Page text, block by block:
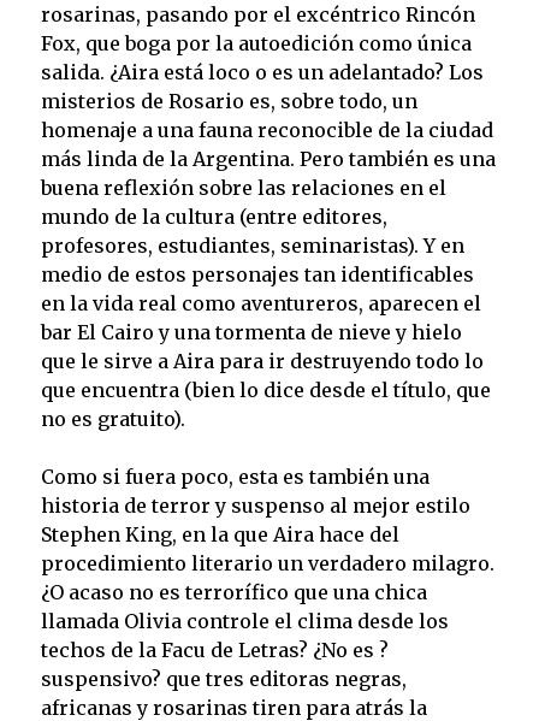
rosarinas, pasando por el excéntrico Rincón
Fox, que boga por la autoedición como única
salida. ¿Aira está loco o es un adelantado? Los
misterios de Rosario es, sobre todo, un
homenaje a una fauna reconocible de la ciudad
más linda de la Argentina. Pero también es una
buena reflexión sobre las relaciones en el
mundo de la cultura (entre editores,
profesores, estudiantes, seminaristas). Y en
medio de estos personajes tan identificables
en la vida real como aventureros, aparecen el
bar El Cairo y una tormenta de nieve y hielo
que le sirve a Aira para ir destruyendo todo lo
que encuentra (bien lo dice desde el título, que
no es gratuito).
Como si fuera poco, esta es también una
historia de terror y suspenso al mejor estilo
Stephen King, en la que Aira hace del
procedimiento literario un verdadero milagro.
¿O acaso no es terrorífico que una chica
llamada Olivia controle el clima desde los
techos de la Facu de Letras? ¿No es ?
suspensivo? que tres editoras negras,
africanas y rosarinas tiren para atrás la